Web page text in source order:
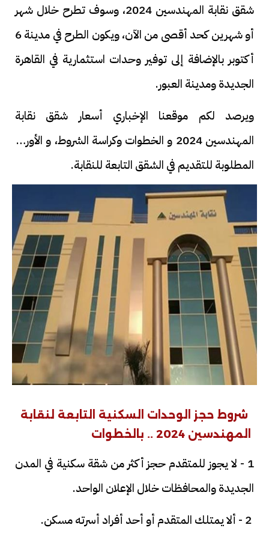
شقق نقابة المهندسين 2024، وسوف تطرح خلال شهر
أو شهرين كحد أقصى من الآن، ويكون الطرح في مدينة 6
أكتوبر بالإضافة إلى توفير وحدات استثمارية في القاهرة
الجديدة ومدينة العبور.
ويرصد لكم موقعنا الإخباري أسعار شقق نقابة
المهندسين 2024 و الخطوات وكراسة الشروط، و الأوراق
المطلوبة للتقديم في الشقق التابعة للنقابة.
شروط حجز الوحدات السكنية التابعة لنقابة
المهندسين 2024 .. بالخطوات
1 - لا يجوز للمتقدم حجز أكثر من شقة سكنية في المدن
الجديدة والمحافظات خلال الإعلان الواحد.